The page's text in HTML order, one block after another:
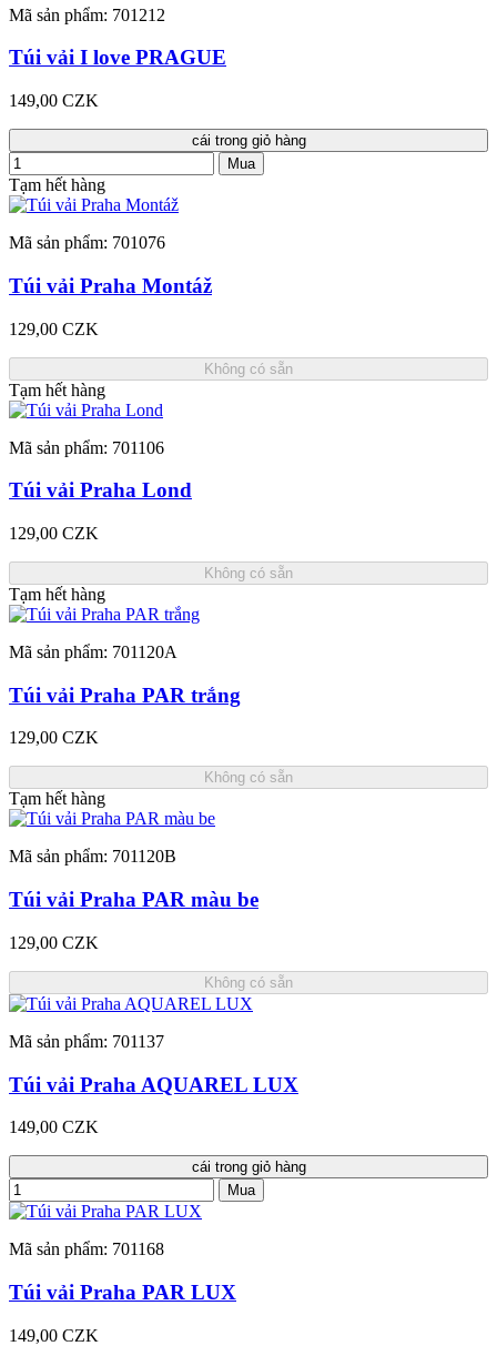
Mã sản phẩm: 701212
Túi vải I love PRAGUE
149,00 CZK
cái trong giỏ hàng
Mua
Tạm hết hàng
Mã sản phẩm: 701076
Túi vải Praha Montáž
129,00 CZK
Không có sẵn
Tạm hết hàng
Mã sản phẩm: 701106
Túi vải Praha Lond
129,00 CZK
Không có sẵn
Tạm hết hàng
Mã sản phẩm: 701120A
Túi vải Praha PAR trắng
129,00 CZK
Không có sẵn
Tạm hết hàng
Mã sản phẩm: 701120B
Túi vải Praha PAR màu be
129,00 CZK
Không có sẵn
Mã sản phẩm: 701137
Túi vải Praha AQUAREL LUX
149,00 CZK
cái trong giỏ hàng
Mua
Mã sản phẩm: 701168
Túi vải Praha PAR LUX
149,00 CZK